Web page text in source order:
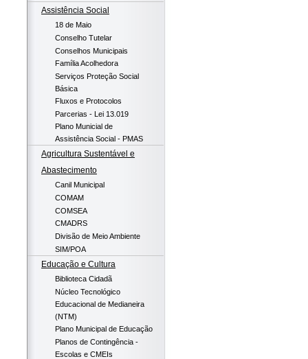
Assistência Social
18 de Maio
Conselho Tutelar
Conselhos Municipais
Família Acolhedora
Serviços Proteção Social
Básica
Fluxos e Protocolos
Parcerias - Lei 13.019
Plano Municial de
Assistência Social - PMAS
Agricultura Sustentável e
Abastecimento
Canil Municipal
COMAM
COMSEA
CMADRS
Divisão de Meio Ambiente
SIM/POA
Educação e Cultura
Biblioteca Cidadã
Núcleo Tecnológico
Educacional de Medianeira
(NTM)
Plano Municipal de Educação
Planos de Contingência -
Escolas e CMEIs